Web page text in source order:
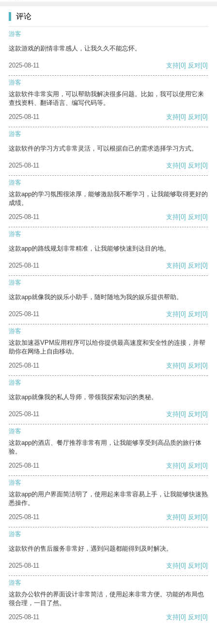
评论
游客
这款游戏的剧情非常感人，让我久久不能忘怀。
2025-08-11 支持[0] 反对[0]
游客
这款软件非常实用，可以帮助我解决很多问题。比如，我可以使用它来
查找资料、翻译语言、编写代码等。
2025-08-11
支持[0] 反对[0]
游客
这款软件的学习方式非常灵活，可以根据自己的需求选择学习方式。
2025-08-11 支持[0] 反对[0]
游客
这款app的学习氛围很浓厚，能够激励我不断学习，让我能够取得更好的
成绩。
2025-08-11
支持[0] 反对[0]
游客
这款app的路线规划非常精准，让我能够快速到达目的地。
2025-08-11 支持[0] 反对[0]
游客
这款app就像我的娱乐小助手，随时随地为我的娱乐提供帮助。
2025-08-11 支持[0] 反对[0]
游客
这款加速器VPM应用程序可以给你提供最高速度和安全性的连接，并帮
助你在网络上自由移动。
2025-08-11
支持[0] 反对[0]
游客
这款app就像我的私人导师，带领我探索知识的奥秘。
2025-08-11 支持[0] 反对[0]
游客
这款app的酒店、餐厅推荐非常有用，让我能够享受到高品质的旅行体
验。
2025-08-11
支持[0] 反对[0]
游客
这款app的用户界面简洁明了，使用起来非常容易上手，让我能够快速熟
悉操作。
2025-08-11
支持[0] 反对[0]
游客
这款软件的售后服务非常好，遇到问题都能得到及时解决。
2025-08-11 支持[0] 反对[0]
游客
这款办公软件的界面设计非常简洁，使用起来非常方便。功能的布局也
很合理，一目了然。
2025-08-11
支持[0] 反对[0]